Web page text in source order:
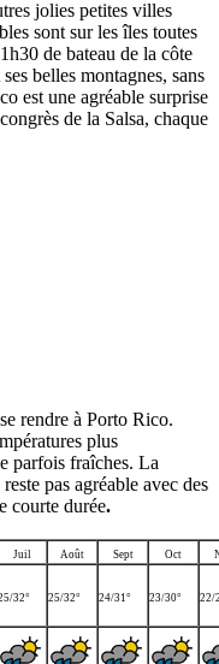
jolies petites villes
sont sur les îles toutes
de bateau de la côte
belles montagnes, sans
est une agréable surprise
de la Salsa, chaque
rendre à Porto Rico.
plus
parfois fraîches. La
pas agréable avec des
courte durée.
Juil Août Sept Oct
32° 25/32° 24/31° 23/30° 22/